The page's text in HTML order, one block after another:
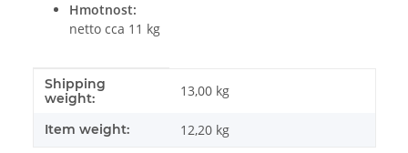
Hmotnost:
netto cca 11 kg
#productDetails.itemInformation#
#productDetails.itemValue#
Shipping
weight:
13,00 kg
Item weight: 12,20 kg